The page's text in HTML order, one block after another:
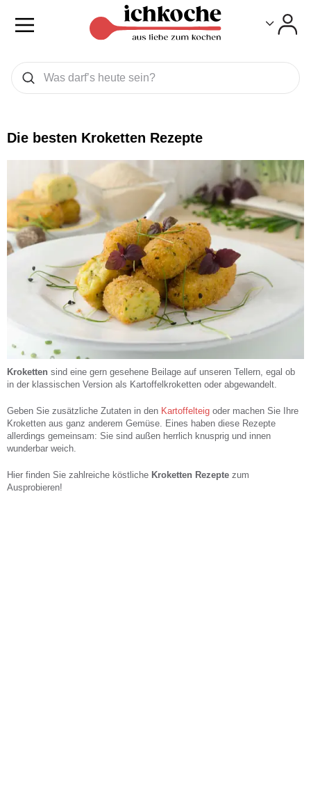
Was wollen Sie suchen
Suchen
Die besten Kroketten Rezepte
Kroketten sind eine gern gesehene Beilage auf unseren Tellern, egal ob
in der klassischen Version als Kartoffelkroketten oder abgewandelt.
Geben Sie zusätzliche Zutaten in den Kartoffelteig oder machen Sie Ihre
Kroketten aus ganz anderem Gemüse. Eines haben diese Rezepte
allerdings gemeinsam: Sie sind außen herrlich knusprig und innen
wunderbar weich.
Hier finden Sie zahlreiche köstliche Kroketten Rezepte zum
Ausprobieren!